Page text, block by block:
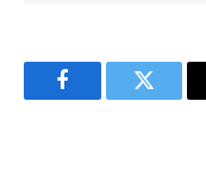
FacebookTwitter